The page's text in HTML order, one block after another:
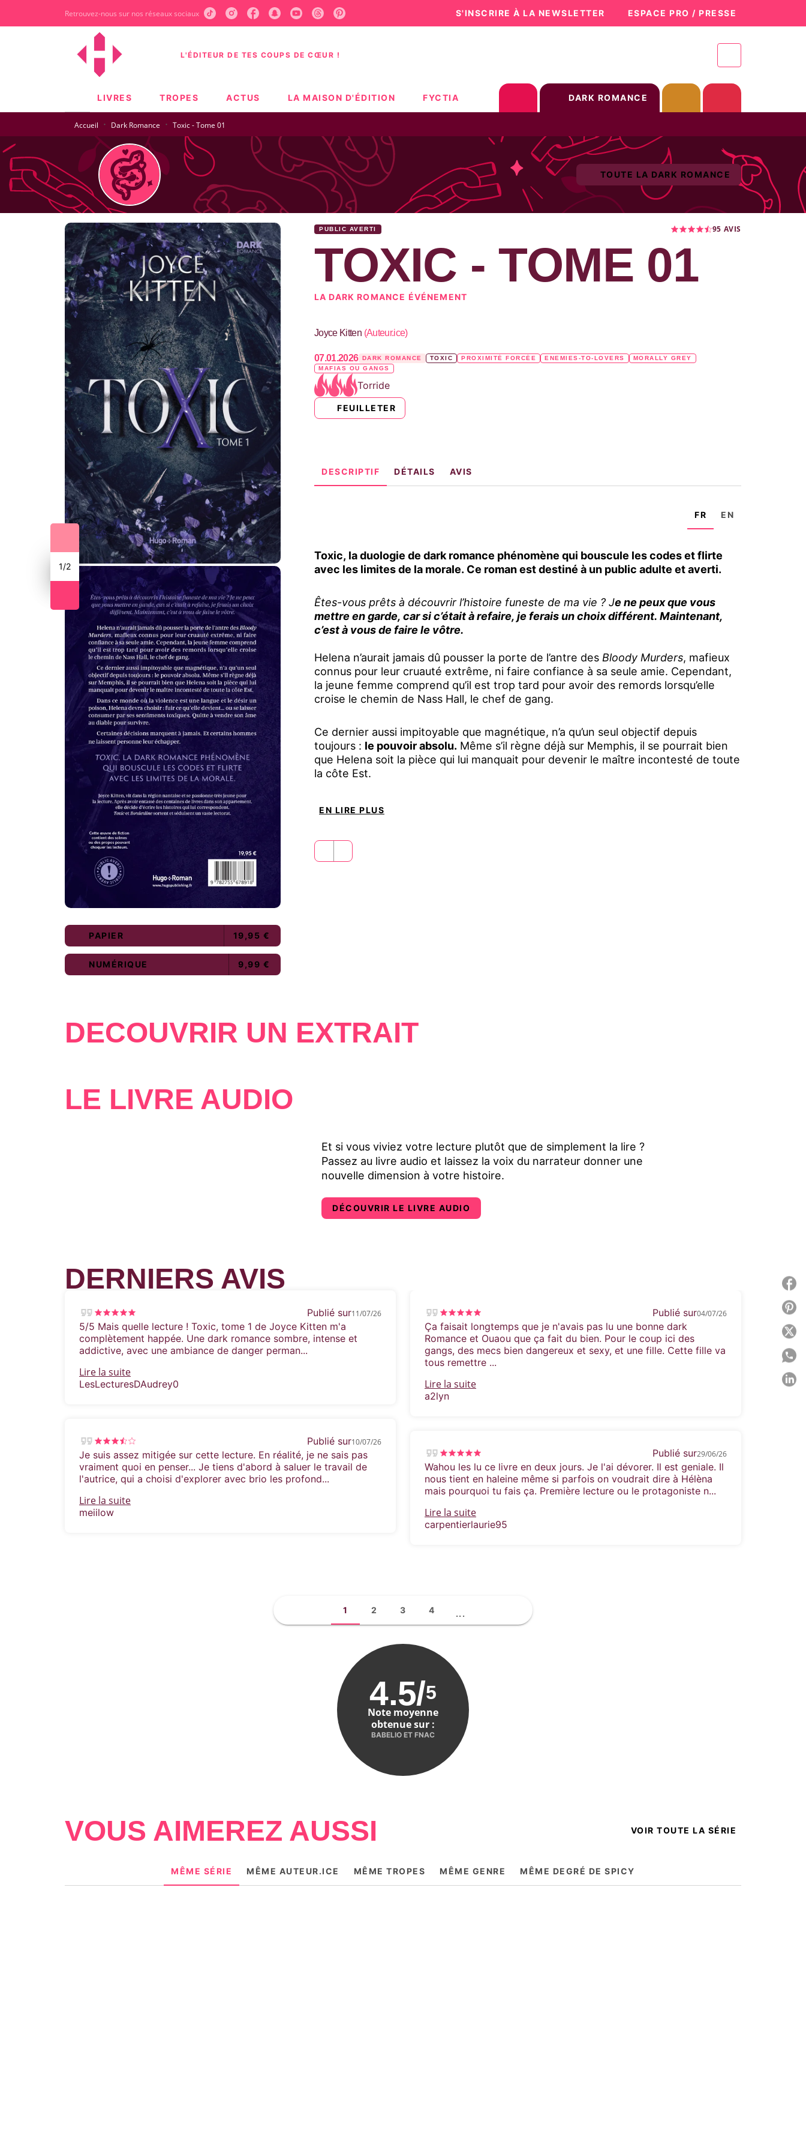
CONTENU PIED DE PAGE
Retrouvez-nous sur nos réseaux sociaux S'INSCRIRE À LA NEWSLETTER ESPACE PRO / PRESSE
L'ÉDITEUR DE TES COUPS DE CŒUR !
LIVRES TROPES ACTUS LA MAISON D'ÉDITION FYCTIA DARK ROMANCE
Accueil · Dark Romance · Toxic - Tome 01
TOUTE LA DARK ROMANCE
1/2
PAPIER 19,95 €
NUMÉRIQUE 9,99 €
PUBLIC AVERTI 95 AVIS
TOXIC - TOME 01
LA DARK ROMANCE ÉVÉNEMENT
Joyce Kitten (Auteur.ice)
07.01.2026 DARK ROMANCE TOXIC PROXIMITÉ FORCÉE ENEMIES-TO-LOVERS
MORALLY GREY
MAFIAS OU GANGS
Torride
FEUILLETER
DESCRIPTIF DÉTAILS AVIS
FR EN
Toxic, la duologie de dark romance phénomène qui bouscule les codes et flirte
avec les limites de la morale. Ce roman est destiné à un public adulte et averti.
Êtes-vous prêts à découvrir l’histoire funeste de ma vie ? Je ne peux que vous
mettre en garde, car si c’était à refaire, je ferais un choix différent. Maintenant,
c’est à vous de faire le vôtre.
Helena n’aurait jamais dû pousser la porte de l’antre des Bloody Murders, mafieux
connus pour leur cruauté extrême, ni faire confiance à sa seule amie. Cependant,
la jeune femme comprend qu’il est trop tard pour avoir des remords lorsqu’elle
croise le chemin de Nass Hall, le chef de gang.
Ce dernier aussi impitoyable que magnétique, n’a qu’un seul objectif depuis
toujours : le pouvoir absolu. Même s’il règne déjà sur Memphis, il se pourrait bien
que Helena soit la pièce qui lui manquait pour devenir le maître incontesté de toute
la côte Est.
Dans ce monde où la violence est une langue et le désir un poison,
EN LIRE PLUS
DÉCOUVRIR UN EXTRAIT
LE LIVRE AUDIO
Et si vous viviez votre lecture plutôt que de simplement la lire ?
Passez au livre audio et laissez la voix du narrateur donner une
nouvelle dimension à votre histoire.
DÉCOUVRIR LE LIVRE AUDIO
DERNIERS AVIS
Publié sur11/07/26
5/5 Mais quelle lecture ! Toxic, tome 1 de Joyce Kitten m'a
complètement happée. Une dark romance sombre, intense et
addictive, avec une ambiance de danger perman...
Lire la suite
LesLecturesDAudrey0
Publié sur10/07/26
Je suis assez mitigée sur cette lecture. En réalité, je ne sais pas
vraiment quoi en penser... Je tiens d'abord à saluer le travail de
l'autrice, qui a choisi d'explorer avec brio les profond...
Lire la suite
meiilow
Publié sur04/07/26
Ça faisait longtemps que je n'avais pas lu une bonne dark
Romance et Ouaou que ça fait du bien. Pour le coup ici des
gangs, des mecs bien dangereux et sexy, et une fille. Cette fille va
tous remettre ...
Lire la suite
a2lyn
Publié sur29/06/26
Wahou les lu ce livre en deux jours. Je l'ai dévorer. Il est geniale. Il
nous tient en haleine même si parfois on voudrait dire à Hélèna
mais pourquoi tu fais ça. Première lecture ou le protagoniste n...
Lire la suite
carpentierlaurie95
1 2 3 4 ...
4.5/5
Note moyenne
obtenue sur :
BABELIO ET FNAC
VOUS AIMEREZ AUSSI VOIR TOUTE LA SÉRIE
MÊME SÉRIE MÊME AUTEUR.ICE MÊME TROPES MÊME GENRE MÊME DEGRÉ DE SPICY